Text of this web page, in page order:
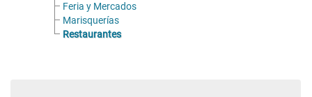
Feria y Mercados
Marisquerías
Restaurantes